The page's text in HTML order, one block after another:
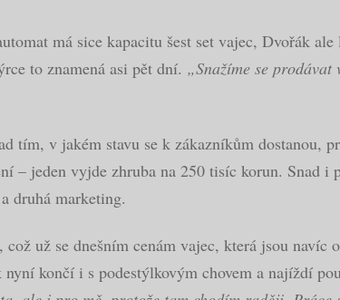
má sice kapacitu šest set vajec, Dvořák
to znamená asi pět dní. „Snažíme se prodávat
tím, v jakém stavu se k zákazníkům dostanou,
– jeden vyjde zhruba na 250 tisíc korun.
druhá marketing.
už se dnešním cenám vajec, která jsou
končí i s podestýlkovým chovem a najíždí